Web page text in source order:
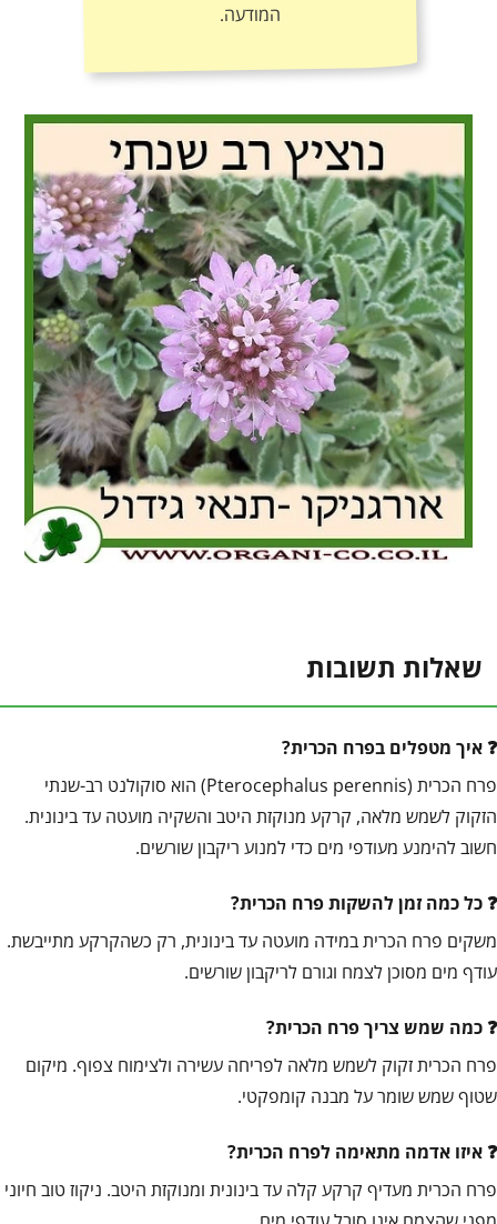
המודעה.
שאלות תשובות
איך מטפלים בפרח הכרית?
פרח הכרית (Pterocephalus perennis) הוא סוקולנט רב-שנתי
הזקוק לשמש מלאה, קרקע מנוקזת היטב והשקיה מועטה עד בינונית.
חשוב להימנע מעודפי מים כדי למנוע ריקבון שורשים.
כל כמה זמן להשקות פרח הכרית?
משקים פרח הכרית במידה מועטה עד בינונית, רק כשהקרקע מתייבשת.
עודף מים מסוכן לצמח וגורם לריקבון שורשים.
כמה שמש צריך פרח הכרית?
פרח הכרית זקוק לשמש מלאה לפריחה עשירה ולצימוח צפוף. מיקום
שטוף שמש שומר על מבנה קומפקטי.
איזו אדמה מתאימה לפרח הכרית?
פרח הכרית מעדיף קרקע קלה עד בינונית ומנוקזת היטב. ניקוז טוב חיוני